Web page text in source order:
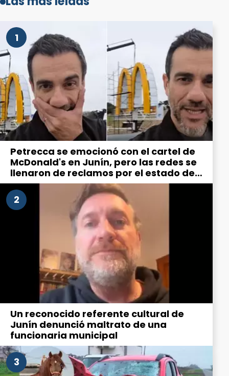
1
Petrecca se emocionó con el cartel de
McDonald's en Junín, pero las redes se
llenaron de reclamos por el estado de
la ciudad
2
Un reconocido referente cultural de
Junín denunció maltrato de una
funcionaria municipal
3